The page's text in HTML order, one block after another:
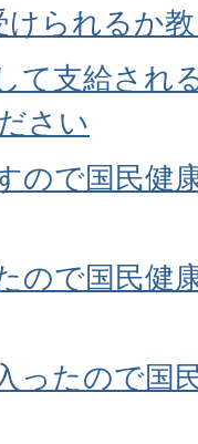
けられるか
て支給され
さい
ので国民健
ので国民健
ったので国